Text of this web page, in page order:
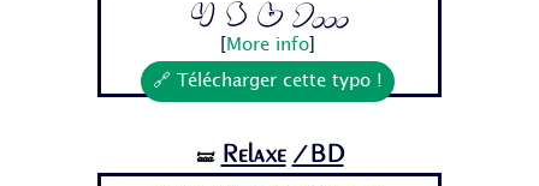
4 5 6 7...
More info]
🔗 Télécharger cette typo !
🝛 Relaxe /BD